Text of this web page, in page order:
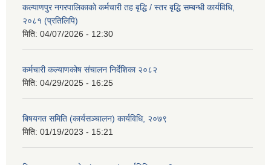
कल्याणपुर नगरपालिकाको कर्मचारी तह बृद्धि / स्तर बृद्धि सम्बन्धी कार्यविधि,
२०८१ (प्रतिलिपि)
मिति: 04/07/2026 - 12:30
कर्मचारी कल्याणकोष संचालन निर्देशिका २०८२
मिति: 04/29/2025 - 16:25
बिषयगत समिति (कार्यसञ्चालन) कार्यविधि, २०७९
मिति: 01/19/2023 - 15:21